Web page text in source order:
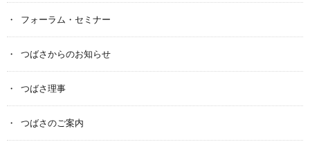
フォーラム・セミナー
つばさからのお知らせ
つばさ理事
つばさのご案内